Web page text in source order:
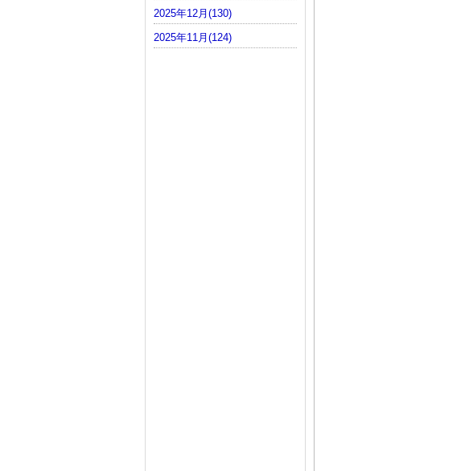
2025年12月(130)
2025年11月(124)